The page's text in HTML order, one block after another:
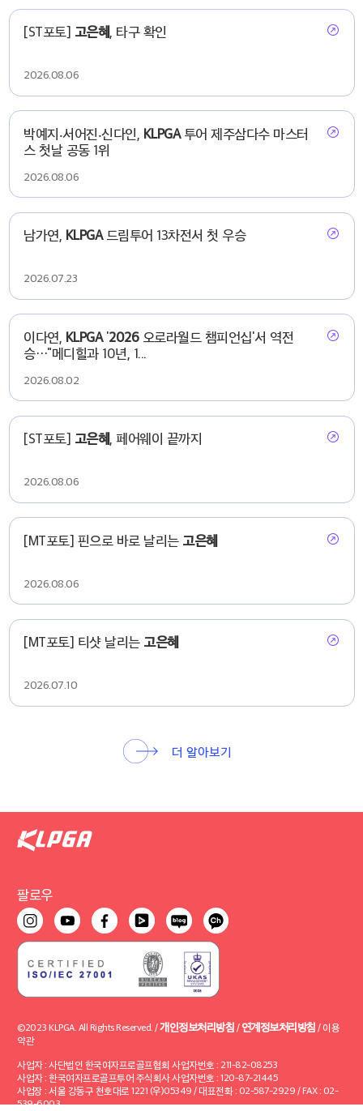
[ST포토] 고은혜 , 타구 확인
2026.08.06
박예지‧서어진‧신다인, KLPGA투어 제주삼다수 마스터
스 첫날 공동 1위
2026.08.06
남가연, KLPGA드림투어 13차전서 첫 우승
2026.07.23
이다연, KLPGA'2026오로라월드 챔피언십'서 역전
승…"메디힐과 10년, 1...
2026.08.02
[ST포토] 고은혜 , 페어웨이 끝까지
2026.08.06
[MT포토] 핀으로 바로 날리는 고은혜
2026.08.06
[MT포토] 티샷 날리는 고은혜
2026.07.10
더 알아보기
팔로우
©2023 KLPGA. All Rights Reserved. /개인정보처리방침 / 연계정보처리방침 / 이용
약관
사업자 : 사단법인 한국여자프로골프협회 사업자번호 : 211-82-08253
사업자 : 한국여자프로골프투어 주식회사 사업자번호 : 120-87-21445
사업장 : 서울 강동구 천호대로 1221 (우)05349 / 대표전화 : 02-587-2929 / FAX : 02-
539-6003